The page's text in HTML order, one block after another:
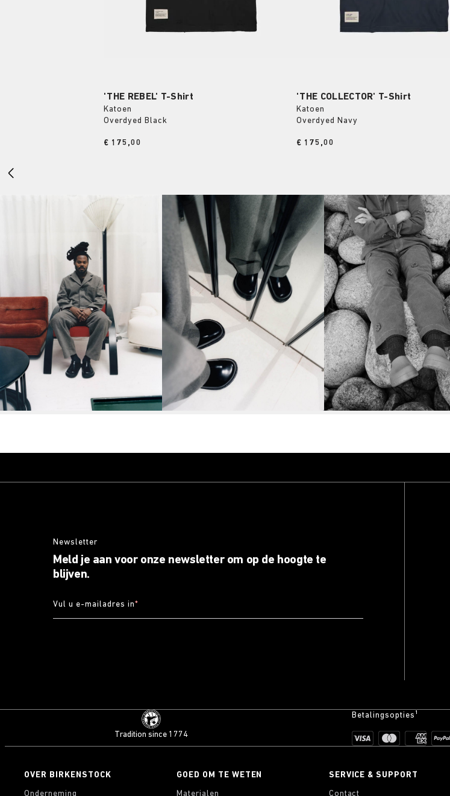
'THE REBEL' T-Shirt
Katoen
Overdyed Black
Price:
€ 175,00
'THE COLLECTOR' T-Shirt
Katoen
Overdyed Navy
Price:
€ 175,00
Newsletter
Meld je aan voor onze newsletter om op de hoogte te
blijven.
Vul u e-mailadres in*
Tradition since 1774
Betalingsopties¹
OVER BIRKENSTOCK
Onderneming
GOED OM TE WETEN
Materialen
SERVICE & SUPPORT
Contact